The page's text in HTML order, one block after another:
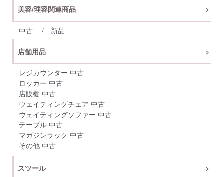
美容/理容関連商品
中古 / 新品
店舗用品
レジカウンター 中古
ロッカー 中古
店販棚 中古
ウェイティングチェア 中古
ウェイティングソファー 中古
テーブル 中古
マガジンラック 中古
その他 中古
スツール